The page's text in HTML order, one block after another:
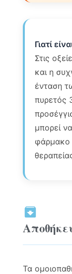
Γιατί
Στις
και η
ένταση
πυρετός
μπορεί
φάρμακο
Τα